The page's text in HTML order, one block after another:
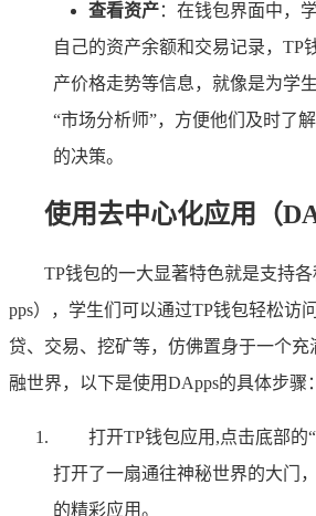
查看资产：在钱包界面中，
自己的资产余额和交易记录，TP
产价格走势等信息，就像是为学
“市场分析师”，方便他们及时了
的决策。
使用去中心化应用（
TP钱包的一大显著特色就是支持
pps），学生们可以通过TP钱包轻松访
贷、交易、挖矿等，仿佛置身于一个
融世界，以下是使用DApps的具体步骤：
打开TP钱包应用,点击底部的
打开了一扇通往神秘世界的大门
的精彩应用。